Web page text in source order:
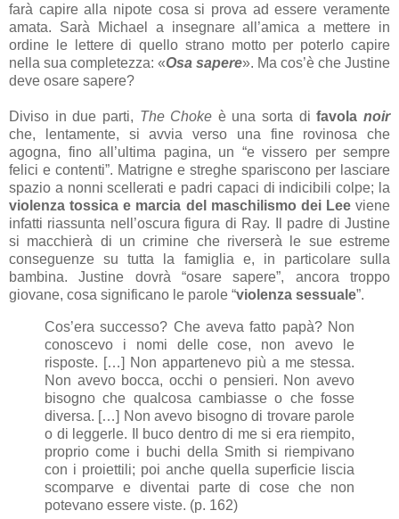
farà capire alla nipote cosa si prova ad essere veramente
amata. Sarà Michael a insegnare all’amica a mettere in
ordine le lettere di quello strano motto per poterlo capire
nella sua completezza: «Osa sapere». Ma cos’è che Justine
deve osare sapere?
Diviso in due parti, The Choke è una sorta difavolanoir
che, lentamente, si avvia verso una fine rovinosa che
agogna, fino all’ultima pagina, un “e vissero per sempre
felici e contenti”. Matrigne e streghe spariscono per lasciare
spazio a nonni scellerati e padri capaci di indicibili colpe; la
violenza tossica e marcia del maschilismo dei Leeviene
infatti riassunta nell’oscura figura di Ray. Il padre di Justine
si macchierà di un crimine che riverserà le sue estreme
conseguenze su tutta la famiglia e, in particolare sulla
bambina. Justine dovrà “osare sapere”, ancora troppo
giovane, cosa significano le parole “violenza sessuale”.
Cos’era successo? Che aveva fatto papà? Non
conoscevo i nomi delle cose, non avevo le
risposte. […] Non appartenevo più a me stessa.
Non avevo bocca, occhi o pensieri. Non avevo
bisogno che qualcosa cambiasse o che fosse
diversa. […] Non avevo bisogno di trovare parole
o di leggerle. Il buco dentro di me si era riempito,
proprio come i buchi della Smith si riempivano
con i proiettili; poi anche quella superficie liscia
scomparve e diventai parte di cose che non
potevano essere viste. (p. 162)